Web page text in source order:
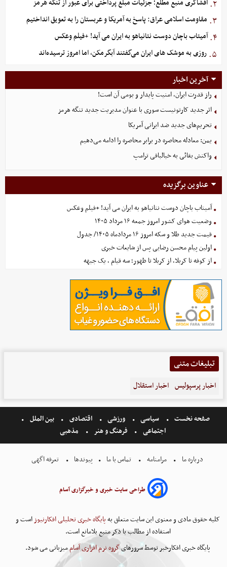
۲. افشاگری منبع مطلع؛ جزئیات مبلغ پرداختی برای عبور از تنگه هرمز
۳. مقاومت اسلامی عراق: پاسخ به آمریکا و عربستان را به تعویق انداختیم
۴. آمیتاب باچان دوست نتانیاهو به ایران می آید! +فیلم وعکس
۵. روزی به موشک‌ های ایران می‌گفتند آبگرمکن، اما امروز ترسیده‌اند
آخرین اخبار
راز قدرت ایران، امنیت پایدار و بومی آن است!
اثر جدید کارتونیست سوری با عنوان مدیریت جدید تنگه هرمز
تحریم‌های جدید ضد ایرانی آمریکا
یمن: معادله محاصره در برابر محاصره را ادامه می‌دهیم
واکنش بقائی به خیالبافی ترامپ
عناوین برگزیده
آمیتاب باچان دوست نتانیاهو به ایران می آید! +فیلم وعکس
وضعیت هوای کشور امروز جمعه ۱۶ مرداد ۱۴۰۵
قیمت جدید طلا و سکه امروز ۱۶ مردادماه ۱۴۰۵/ جدول
اولین پیام محسن رضایی پس از شایعات خبری
از کوفه تا کربلا، از کربلا تا ظهور؛ سه قیام ، یک جبهه
تبلیغات متنی
اخبار پرسپولیس اخبار استقلال
صفحه نخست سیاسی ورزشی اقتصادی
بین الملل
اجتماعی
فرهنگ و هنر مذهبی
درباره ما مرامنامه تماس با ما پیوندها تعرفه اگهی
طراحی سایت خبری و خبرگزاری آسام
کلیه حقوق مادی و معنوی این سایت متعلق بهپایگاه خبری تحلیلی افکارنیوزاست و
استفاده از مطالب با ذکر منبع بلامانع است.
پایگاه خبری افکارخبر توسط سرورهایگروه نرم افزاری آساممیزبانی می شود.